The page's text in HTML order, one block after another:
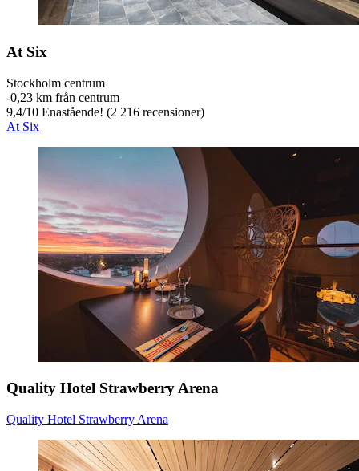
At Six
Stockholm centrum
‐0,23 km från centrum
9,4/10 Enastående! (2 216 recensioner)
At Six
Quality Hotel Strawberry Arena
Quality Hotel Strawberry Arena